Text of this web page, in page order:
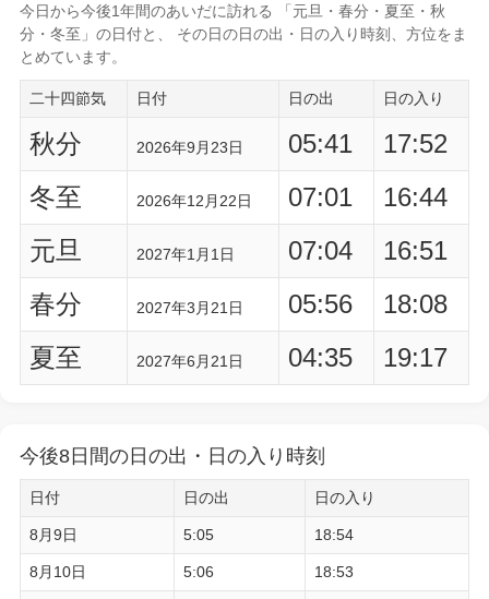
今日から今後1年間のあいだに訪れる 「元旦・春分・夏至・秋
分・冬至」の日付と、 その日の日の出・日の入り時刻
、方位をま
とめています。
二十四節気 日付 日の出 日の入り
秋分 2026年9月23日 05:41
17:52
冬至
2026年12月22日 07:01
16:44
元旦
2027年1月1日 07:04
16:51
春分
2027年3月21日 05:56
18:08
夏至
2027年6月21日 04:35 19:17
今後8日間の日の出・日の入り時刻
日付 日の出 日の入り
8月9日 5:05 18:54
8月10日 5:06 18:53